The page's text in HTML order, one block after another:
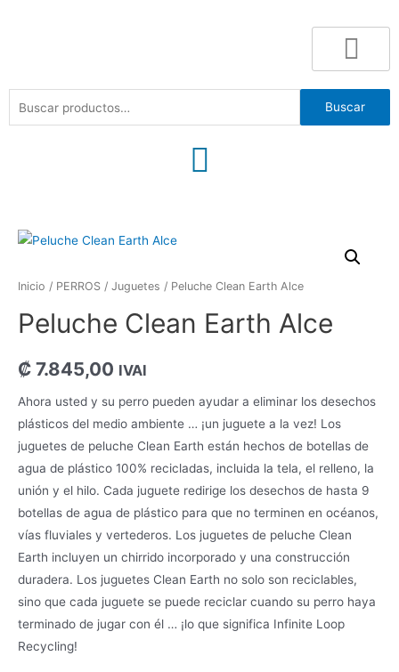
Buscar
Inicio / PERROS / Juguetes / Peluche Clean Earth Alce
Peluche Clean Earth Alce
₡ 7.845,00 IVAI
Ahora usted y su perro pueden ayudar a eliminar los desechos
plásticos del medio ambiente … ¡un juguete a la vez! Los
juguetes de peluche Clean Earth están hechos de botellas de
agua de plástico 100% recicladas, incluida la tela, el relleno, la
unión y el hilo. Cada juguete redirige los desechos de hasta 9
botellas de agua de plástico para que no terminen en océanos,
vías fluviales y vertederos. Los juguetes de peluche Clean
Earth incluyen un chirrido incorporado y una construcción
duradera. Los juguetes Clean Earth no solo son reciclables,
sino que cada juguete se puede reciclar cuando su perro haya
terminado de jugar con él … ¡lo que significa Infinite Loop
Recycling!